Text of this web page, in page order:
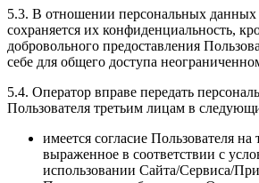
5.3. В отношении персональных данных
сохраняется их конфиденциальность,
добровольного предоставления
себе для общего доступа
5.4. Оператор вправе передать
Пользователя третьим лицам в
имеется согласие Пользователя на
выраженное в соответствии с
использовании Сайта/Сервиса/